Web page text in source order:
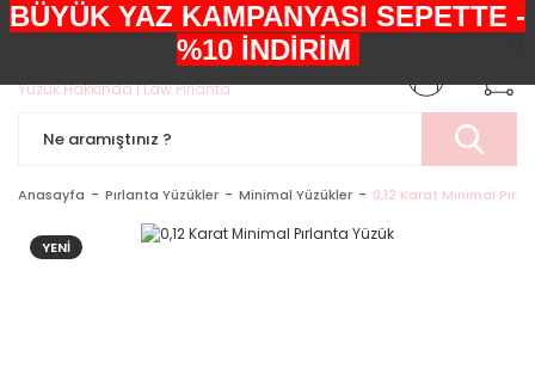
+90552 303 05 29
Anasayfa Pırlanta Yüzükler Minimal Yüzükler 0,12 Karat Minimal
YENİ
BÜYÜK YAZ KAMPANYASI SEPETTE -
%10 İNDİRİM